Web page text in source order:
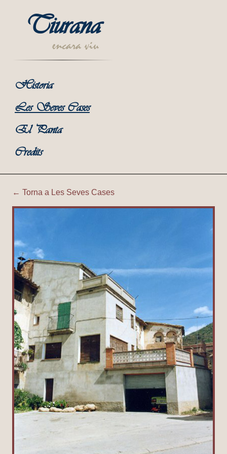
Tiurana
encara viu
Historia
Les Seves Cases
El Panta
Credits
Tiurana | Cal Marianito
← Torna a Les Seves Cases